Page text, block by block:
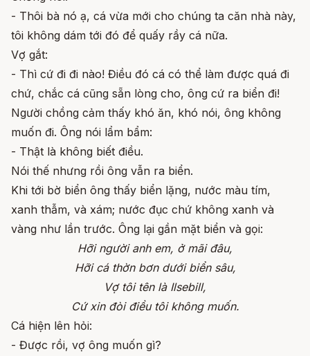
- Thôi bà nó ạ, cá vừa mới cho chúng ta căn nhà này,
tôi không dám tới đó để quấy rầy cá nữa.
Vợ gắt:
- Thì cứ đi đi nào! Điều đó cá có thể làm được quá đi
chứ, chắc cá cũng sẵn lòng cho, ông cứ ra biển đi!
Người chồng cảm thấy khó ăn, khó nói, ông không
muốn đi. Ông nói lẩm bẩm:
- Thật là không biết điều.
Nói thế nhưng rồi ông vẫn ra biển.
Khi tới bờ biển ông thấy biển lặng, nước màu tím,
xanh thẫm, và xám; nước đục chứ không xanh và
vàng như lần trước. Ông lại gần mặt biển và gọi:
Hỡi người anh em, ở mãi đâu,
Hỡi cá thờn bơn dưới biển sâu,
Vợ tôi tên là Ilsebill,
Cứ xin đòi điều tôi không muốn.
Cá hiện lên hỏi:
- Được rồi, vợ ông muốn gì?